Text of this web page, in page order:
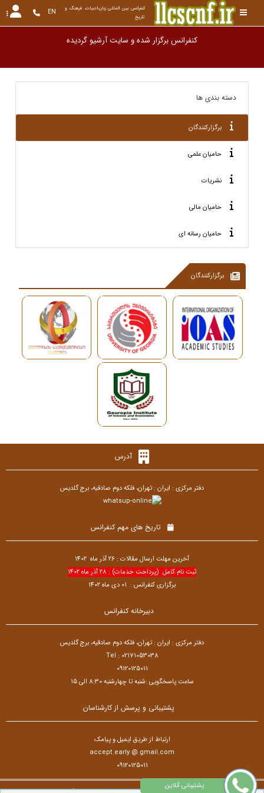
تاریخ
EN
کنفرانس برگزار شده و سایت آرشیو
دسته بندی ها
برگزارکنندگان
حامیان علمی
نشریات
حامیان مالی
حامیان رسانه ای
برگزارکنندگان
آدرس
دفتر مرکزی : ایران : تهران، فلکه دوم صادقیه، برج گلدیس
تاریخ های مهم کنفرانس
آخرین مهلت ارسال مقالات : 26 آذر ماه 1402
ثبت نام کامل (پرداخت خدمات) : 28 آذر ماه 1402
برگزاری کنفرانس : 01 دی ماه 1402
دبیرخانه کنفرانس
دفتر مرکزی : ایران : تهران، فلکه دوم صادقیه، برج گلدیس
Tel : 02171053038
09120125011
ساعت پاسخگویی :شنبه تا چهارشنبه 8:30 الی 15
پشتیبانی و پرسش از کارشناسان
ارتباط از طریق ایمیل و پیامک
accept.early @ gmail.com
09120125011
تمام حقوق مادی و معنوی برای کنفرانس بین المللی زبان،ادبیات، فرهنگ و تاریخ محفوظ است. © ۱۴۰۵